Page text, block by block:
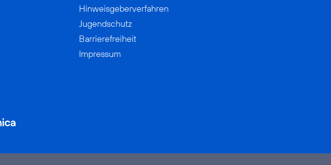
Hinweisgeberverfahren
Jugendschutz
Barrierefreiheit
Impressum